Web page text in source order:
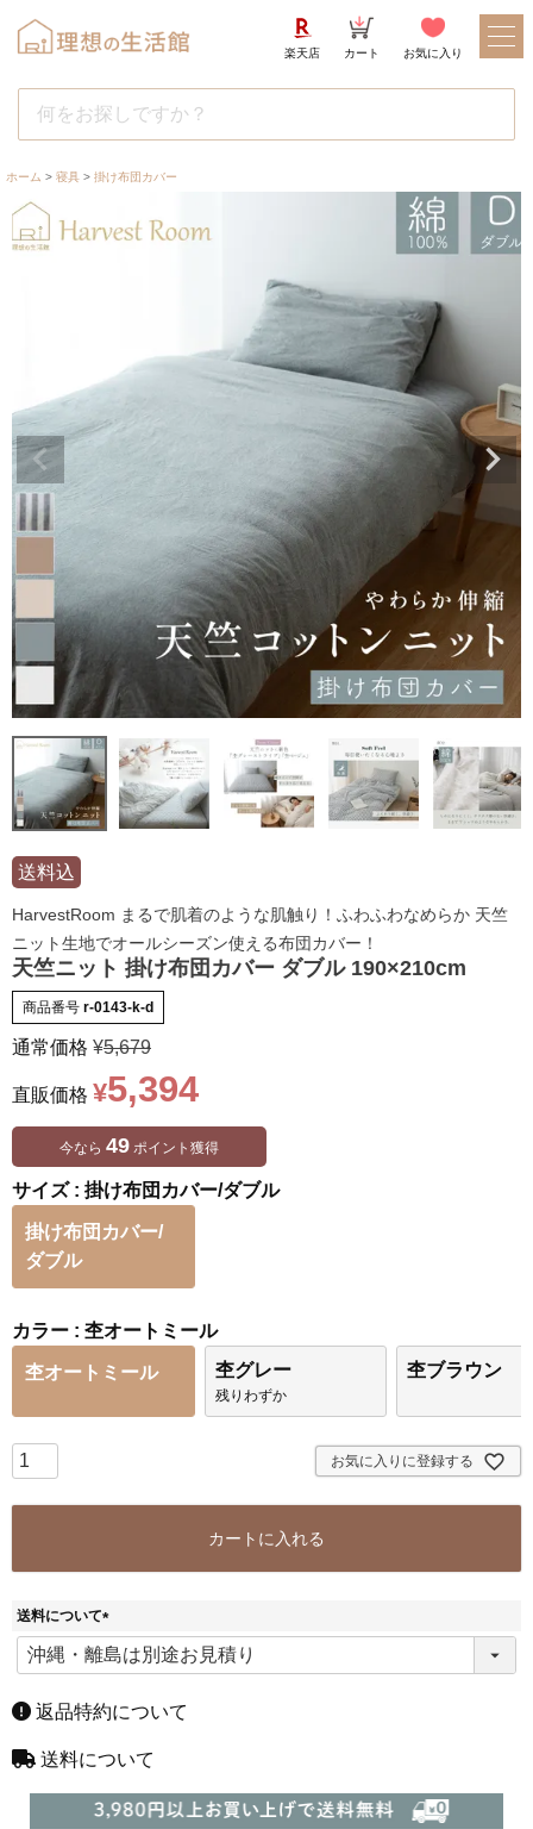
楽天店 カート お気に入り
ホーム 寝具 掛け布団カバー
送料込
HarvestRoom まるで肌着のような肌触り！ふわふわなめらか 天竺
ニット生地でオールシーズン使える布団カバー！
天竺ニット 掛け布団カバー ダブル 190×210cm
商品番号 r-0143-k-d
通常価格 ¥5,679
直販価格 ¥5,394
今なら 49 ポイント獲得
サイズ 掛け布団カバー/ダブル
掛け布団カバー/
ダブル
カラー 杢オートミール
杢オートミール 杢グレー
残りわずか
杢ブラウン
お気に入りに登録する
カートに入れる
送料について
(
必
)
返品特約について
送料について